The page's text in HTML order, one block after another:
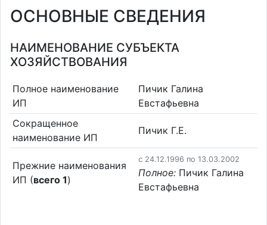
ОСНОВНЫЕ СВЕДЕНИЯ
НАИМЕНОВАНИЕ СУБЪЕКТА
ХОЗЯЙСТВОВАНИЯ
Полное наименование
ИП
Пичик Галина
Евстафьевна
Сокращенное
наименование ИП
Пичик Г.Е.
Прежние наименования
ИП (всего 1)
c 24.12.1996 по 13.03.2002
Полное: Пичик Галина
Евстафьевна